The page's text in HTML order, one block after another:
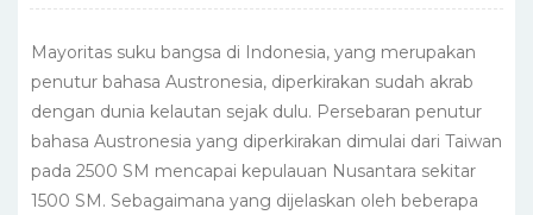
Mayoritas suku bangsa di Indonesia, yang merupakan
penutur bahasa Austronesia, diperkirakan sudah akrab
dengan dunia kelautan sejak dulu. Persebaran penutur
bahasa Austronesia yang diperkirakan dimulai dari Taiwan
pada 2500 SM mencapai kepulauan Nusantara sekitar
1500 SM. Sebagaimana yang dijelaskan oleh beberapa